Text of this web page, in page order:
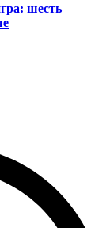
шесть